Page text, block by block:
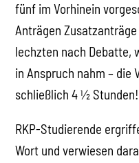
fünf im Vorhinein
Anträgen
lechzten nach Debatte,
in Anspruch nahm – die
schließlich 4 ½ Stunden!
RKP-Studierende
Wort und verwiesen